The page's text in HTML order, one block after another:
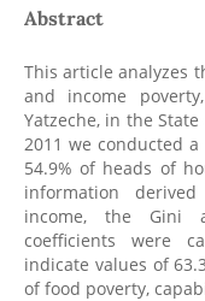
Abstract
This article analyzes
and income
Yatzeche, in the
2011 we conducted
54.9% of heads of
information
income, the Gini
coefficients were
indicate values of
of food poverty,